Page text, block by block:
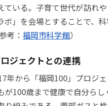
ている。子育て世代が訪れ
ボ」を会場とすることで、
考： 福岡市科学館）
ジェクトとの連携
年から「福岡100」プロジ
が100歳まで健康で自分ら